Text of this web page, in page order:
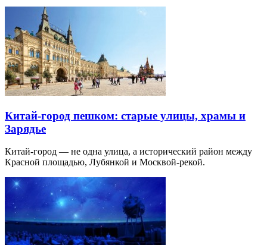
Китай-город пешком: старые улицы, храмы и
Зарядье
Китай-город — не одна улица, а исторический район между
Красной площадью, Лубянкой и Москвой-рекой.